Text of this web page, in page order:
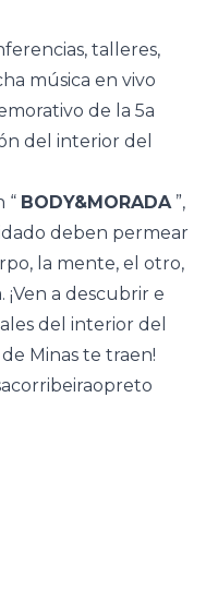
talleres,
música en vivo
de la 5a
del interior del
“ BODY&MORADA”,
deben permear
la mente, el otro,
a descubrir e
del interior del
Minas te traen!